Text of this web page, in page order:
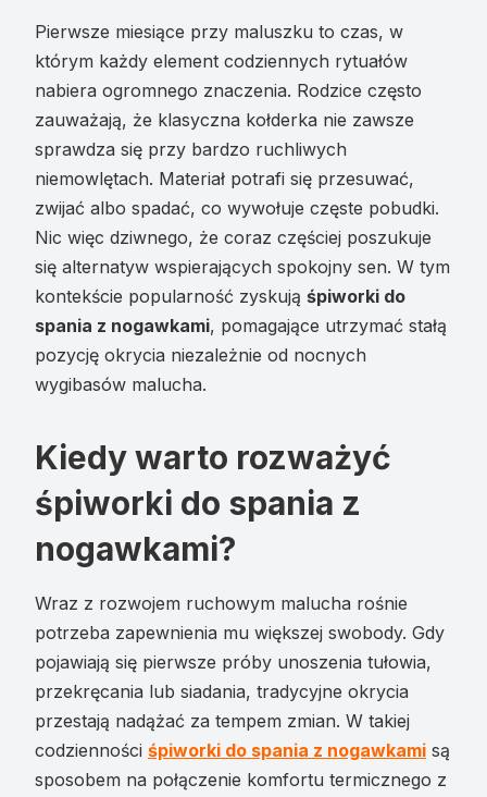
Pierwsze miesiące przy maluszku to czas, w
którym każdy element codziennych rytuałów
nabiera ogromnego znaczenia. Rodzice często
zauważają, że klasyczna kołderka nie zawsze
sprawdza się przy bardzo ruchliwych
niemowlętach. Materiał potrafi się przesuwać,
zwijać albo spadać, co wywołuje częste pobudki.
Nic więc dziwnego, że coraz częściej poszukuje
się alternatyw wspierających spokojny sen. W tym
kontekście popularność zyskują śpiworki do
spania z nogawkami, pomagające utrzymać stałą
pozycję okrycia niezależnie od nocnych
wygibasów malucha.
Kiedy warto rozważyć
śpiworki do spania z
nogawkami?
Wraz z rozwojem ruchowym malucha rośnie
potrzeba zapewnienia mu większej swobody. Gdy
pojawiają się pierwsze próby unoszenia tułowia,
przekręcania lub siadania, tradycyjne okrycia
przestają nadążać za tempem zmian. W takiej
codzienności śpiworki do spania z nogawkami są
sposobem na połączenie komfortu termicznego z